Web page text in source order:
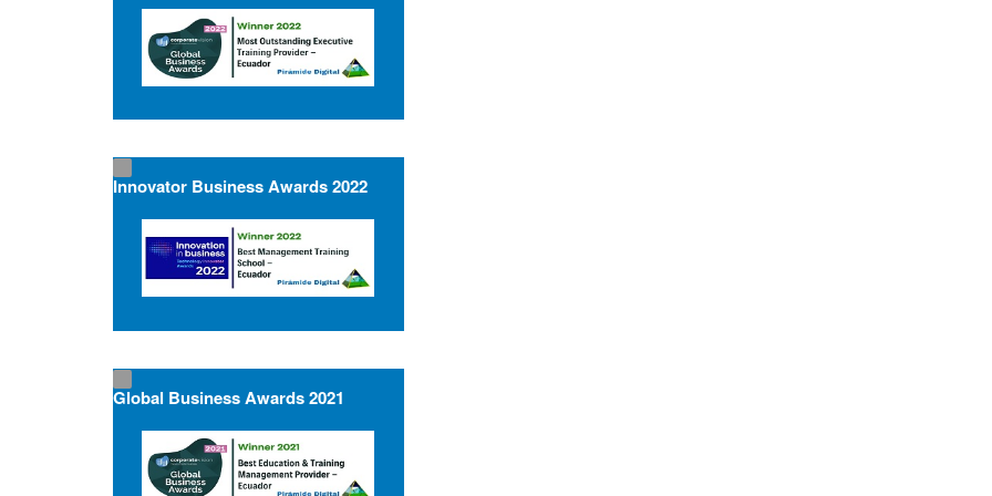
Innovator Business Awards 2022
Global Business Awards 2021